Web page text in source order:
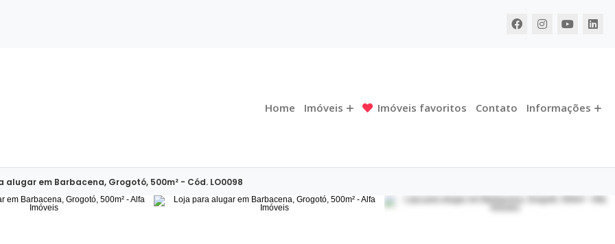
Home Imóveis Imóveis favoritos Contato Informações
alugar em Barbacena, Grogotó, 500m² - Cód. LO0098